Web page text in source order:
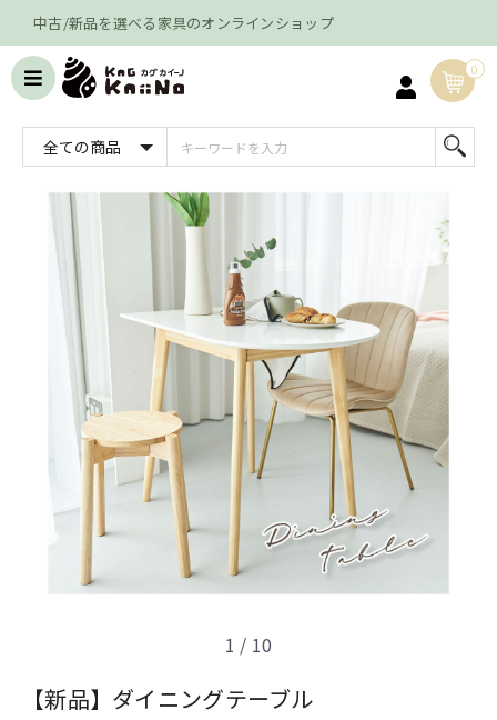
中古/新品を選べる家具のオンラインショップ
0
1 / 10
【新品】ダイニングテーブル